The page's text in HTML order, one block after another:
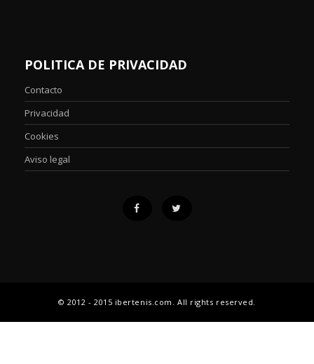
POLITICA DE PRIVACIDAD
Contacto
Privacidad
Cookies
Aviso legal
© 2012 - 2015 ibertenis.com. All rights reserved.